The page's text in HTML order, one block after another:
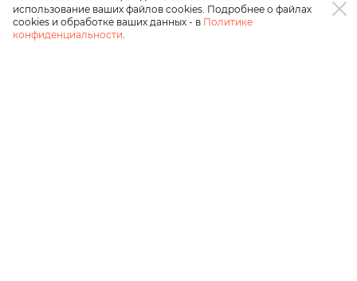
использование ваших файлов cookies. Подробнее о файлах
cookies и обработке ваших данных - в Политике
конфиденциальности.